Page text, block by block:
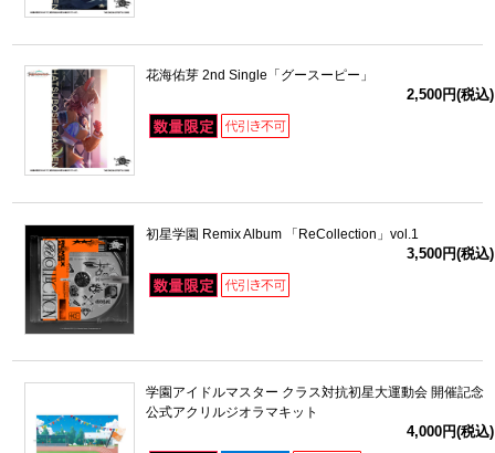
花海佑芽 2nd Single「グースーピー」
2,500円(税込)
初星学園 Remix Album 「ReCollection」vol.1
3,500円(税込)
学園アイドルマスター クラス対抗初星大運動会 開催記念
公式アクリルジオラマキット
4,000円(税込)